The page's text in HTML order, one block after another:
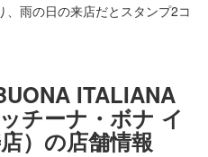
雨の日の来店だとスタンプ2コ
ITALIANA
チーナ・ボナ イ
）の店舗情報